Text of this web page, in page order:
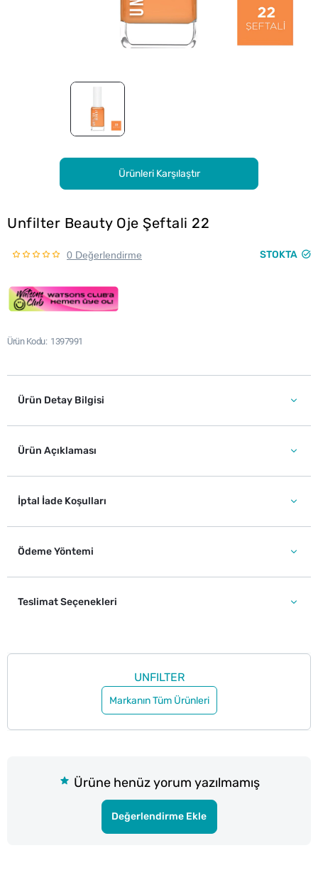
Ürünleri Karşılaştır
Unfilter Beauty Oje Şeftali 22
0 Değerlendirme STOKTA
Ürün Kodu 1397991
Ürün Detay Bilgisi
Ürün Açıklaması
İptal İade Koşulları
Ödeme Yöntemi
Teslimat Seçenekleri
UNFILTER
Markanın Tüm Ürünleri
Ürüne henüz yorum yazılmamış
Değerlendirme Ekle